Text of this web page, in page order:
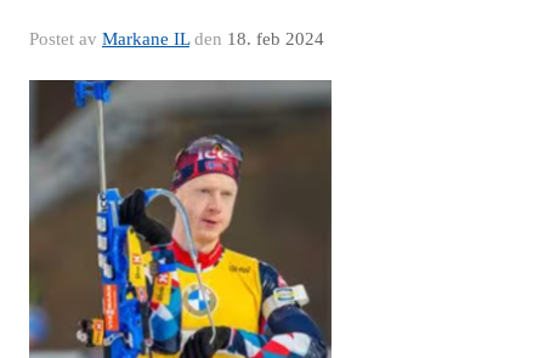
Postet av Markane ILden 18. feb 2024